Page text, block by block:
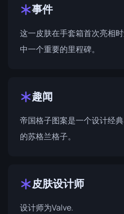
事件
这一皮肤在手套箱首次亮相
中一个重要的里程碑。
趣闻
帝国格子图案是一个设计经
的苏格兰格子。
皮肤设计师
设计师为Valve.